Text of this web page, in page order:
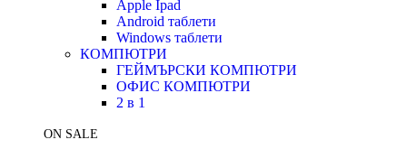
Apple Ipad
Android таблети
Windows таблети
КОМПЮТРИ
ГЕЙМЪРСКИ КОМПЮТРИ
ОФИС КОМПЮТРИ
2 в 1
ON SALE